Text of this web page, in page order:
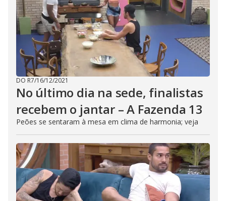
DO R7/16/12/2021
No último dia na sede, finalistas
recebem o jantar – A Fazenda 13
Peões se sentaram à mesa em clima de harmonia; veja